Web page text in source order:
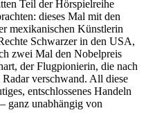
Teil der Hörspielreihe
dieses Mal mit den
mexikanischen Künstlerin
Schwarzer in den USA,
zwei Mal den Nobelpreis
der Flugpionierin, die nach
verschwand. All diese
entschlossenes Handeln
ganz unabhängig von